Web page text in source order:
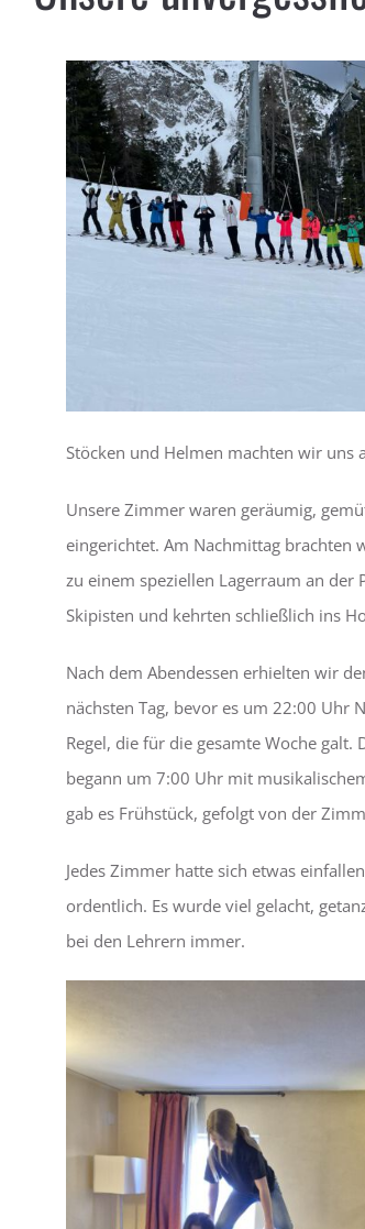
Stöcken und Helmen machten wir uns
Unsere Zimmer waren geräumig,
eingerichtet. Am Nachmittag brachten
zu einem speziellen Lagerraum an der
Skipisten und kehrten schließlich ins
Nach dem Abendessen erhielten wir
nächsten Tag, bevor es um 22:00 Uhr
Regel, die für die gesamte Woche galt.
begann um 7:00 Uhr mit
gab es Frühstück, gefolgt von der
Jedes Zimmer hatte sich etwas
ordentlich. Es wurde viel gelacht,
bei den Lehrern immer.